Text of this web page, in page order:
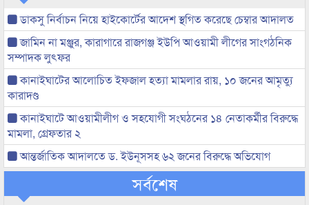
ডাকসু নির্বাচন নিয়ে হাইকোর্টের আদেশ স্থগিত করেছে চেম্বার আদালত
জামিন না মঞ্জুর, কারাগারে রাজগঞ্জ ইউপি আওয়ামী লীগের সাংগঠনিক
সম্পাদক লুৎফর
কানাইঘাটের আলোচিত ইফজাল হত্যা মামলার রায়, ১০ জনের আমৃত্যু
কারাদণ্ড
কানাইঘাটে আওয়ামীলীগ ও সহযোগী সংঘঠনের ১৪ নেতাকর্মীর বিরুদ্ধে
মামলা, গ্রেফতার ২
আন্তর্জাতিক আদালতে ড. ইউনূসসহ ৬২ জনের বিরুদ্ধে অভিযোগ
সর্বশেষ